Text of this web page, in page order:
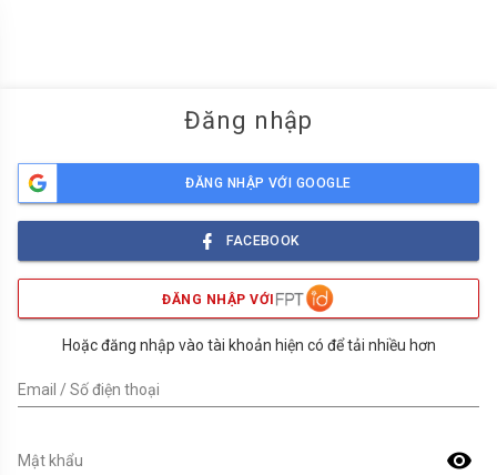
Đăng nhập
ĐĂNG NHẬP VỚI GOOGLE
FACEBOOK
ĐĂNG NHẬP VỚI
Hoặc đăng nhập vào tài khoản hiện có để tải nhiều hơn
Email / Số điện thoại
visibility
Mật khẩu